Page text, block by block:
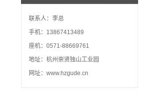
联系人：李总
手机：13867413489
座机：0571-88669761
地址：杭州崇贤独山工业园
网址：www.hzgude.cn